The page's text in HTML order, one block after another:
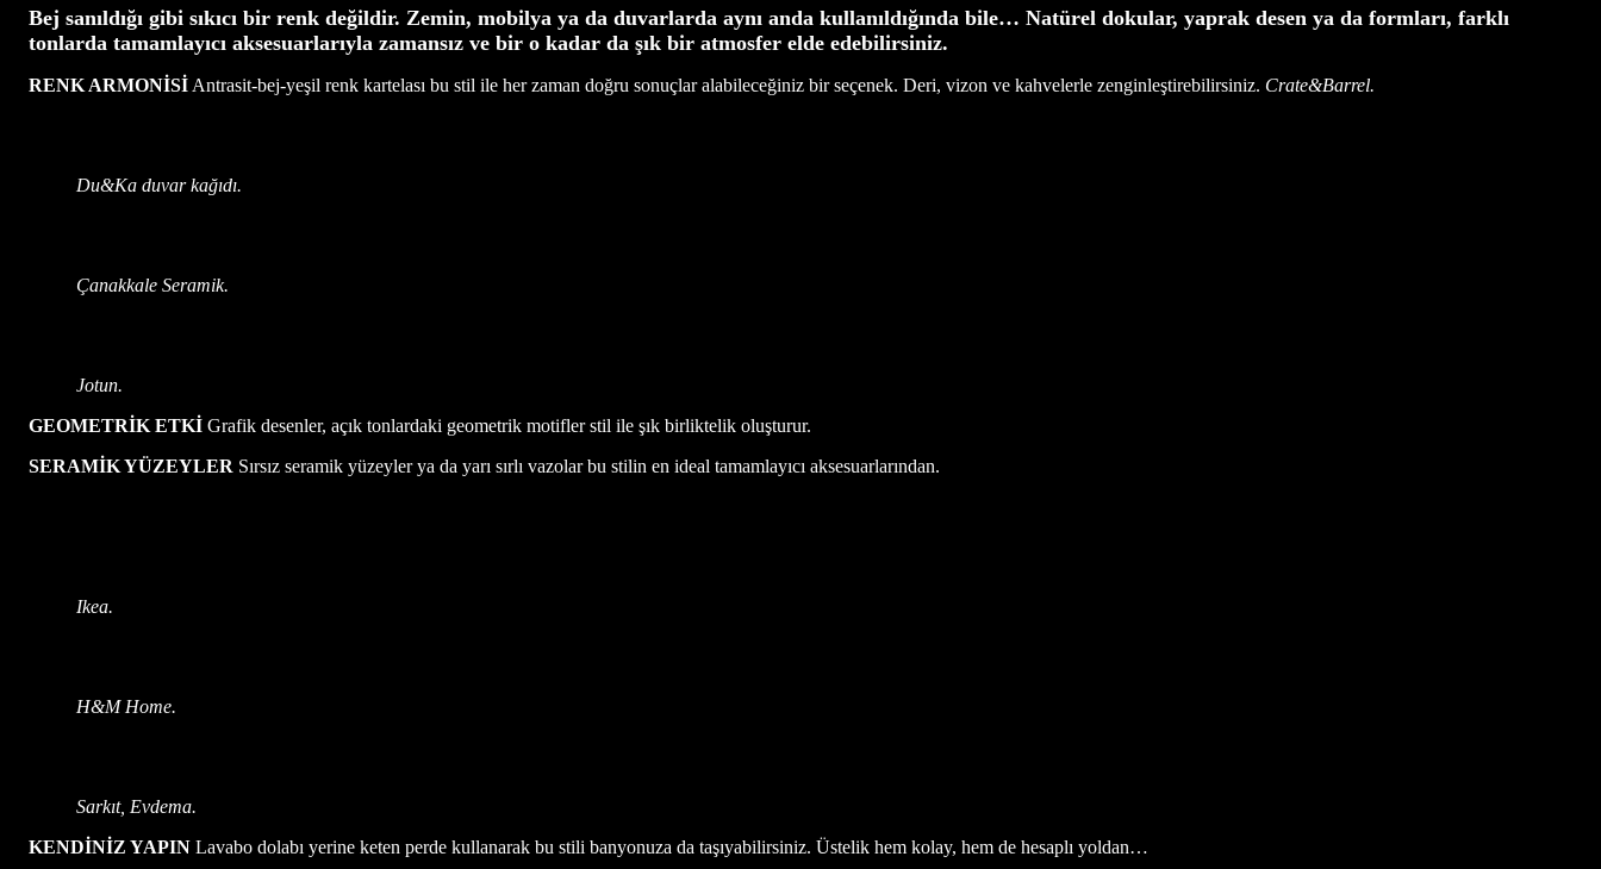
Bej sanıldığı gibi sıkıcı bir renk değildir. Zemin, mobilya ya da duvarlarda aynı anda kullanıldığında bile… Natürel dokular, yaprak desen ya da formları, farklı
tonlarda tamamlayıcı aksesuarlarıyla zamansız ve bir o kadar da şık bir atmosfer elde edebilirsiniz.
RENK ARMONİSİ Antrasit-bej-yeşil renk kartelası bu stil ile her zaman doğru sonuçlar alabileceğiniz bir seçenek. Deri, vizon ve kahvelerle zenginleştirebilirsiniz. Crate&Barrel.
Du&Ka duvar kağıdı.
Çanakkale Seramik.
Jotun.
GEOMETRİK ETKİ Grafik desenler, açık tonlardaki geometrik motifler stil ile şık birliktelik oluşturur.
SERAMİK YÜZEYLER Sırsız seramik yüzeyler ya da yarı sırlı vazolar bu stilin en ideal tamamlayıcı aksesuarlarından.
Ikea.
H&M Home.
Sarkıt, Evdema.
KENDİNİZ YAPIN Lavabo dolabı yerine keten perde kullanarak bu stili banyonuza da taşıyabilirsiniz. Üstelik hem kolay, hem de hesaplı yoldan…